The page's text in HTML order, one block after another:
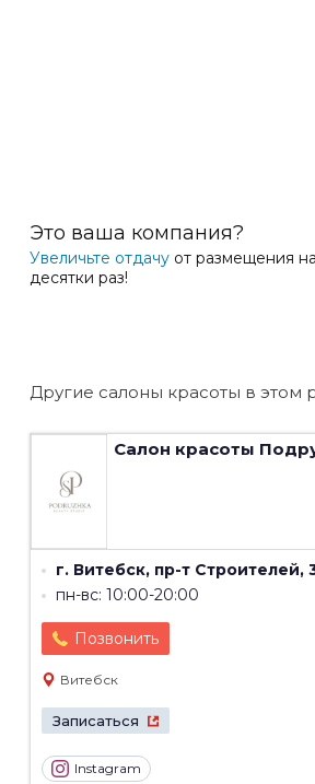
Это ваша компания?
Увеличьте отдачу от размещения на
десятки раз!
Другие салоны красоты в этом
Салон красоты
г. Витебск, пр-т Строителей,
пн-вс: 10:00-20:00
Позвонить
Витебск
Записаться
Instagram